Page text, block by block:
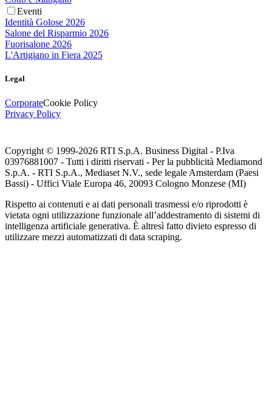
Eventi
Identità Golose 2026
Salone del Risparmio 2026
Fuorisalone 2026
L'Artigiano in Fiera 2025
Legal
CorporateCookie Policy
Privacy Policy
Copyright © 1999-2026 RTI S.p.A. Business Digital - P.Iva
03976881007 - Tutti i diritti riservati - Per la pubblicità Mediamond
S.p.A. - RTI S.p.A., Mediaset N.V., sede legale Amsterdam (Paesi
Bassi) - Uffici Viale Europa 46, 20093 Cologno Monzese (MI)
Rispetto ai contenuti e ai dati personali trasmessi e/o riprodotti è
vietata ogni utilizzazione funzionale all’addestramento di sistemi di
intelligenza artificiale generativa. È altresì fatto divieto espresso di
utilizzare mezzi automatizzati di data scraping.